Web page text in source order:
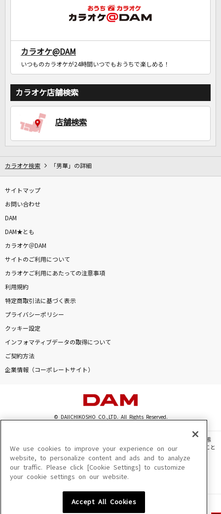
カラオケ@DAM
いつものカラオケが24時間いつでもおうちで楽しめる！
カラオケ店舗検索
店舗検索
カラオケ検索 「男華」の詳細
サイトマップ
お問い合わせ
DAM
DAM★とも
カラオケ＠DAM
サイトのご利用について
カラオケご利用にあたっての注意事項
利用規約
特定商取引法に基づく表示
プライバシーポリシー
クッキー設定
インフォマティブデータの取得について
ご契約方法
企業情報（コーポレートサイト）
© DAIICHIKOSHO CO.,LTD. All Rights Reserved.
このサイトに掲載されている一切の文章・画像・写真・動画・音声等を、手段や形態
を問わず、著作権法の定める範囲を超えて無断で複製、転載、ファイル化などすること
を禁じます。
楽曲及びコンテンツは、機種によりご利用いただけない場合があります。
楽曲及びコンテンツの配信日、配信内容が変更になる場合があります。
We use cookies to improve your experience on our
website, to personalize content and ads and to analyze
our traffic. Please click [Cookie Settings] to customize
your cookie settings on our website.
Accept All Cookies